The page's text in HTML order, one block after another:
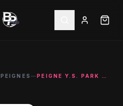
PEIGNES— PEIGNE Y.S. PARK YS-S282T DENT VERS LE HAUT TONDEUSE 24CM